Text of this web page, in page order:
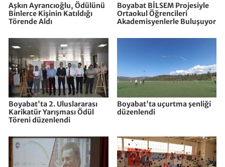
Aşkın Ayrancıoğlu, Ödülünü
Binlerce Kişinin Katıldığı
Törende Aldı
Boyabat BİLSEM Projesiyle
Ortaokul Öğrencileri
Akademisyenlerle Buluşuyor
Boyabat'ta 2. Uluslararası
Karikatür Yarışması Ödül
Töreni düzenlendi
Boyabat'ta uçurtma şenliği
düzenlendi